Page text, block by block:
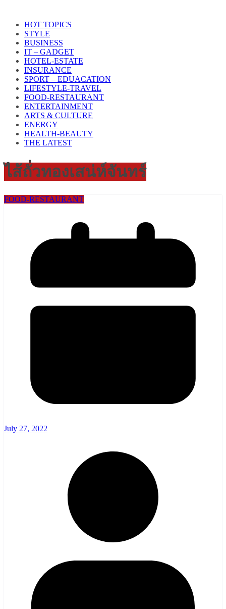
HOT TOPICS
STYLE
BUSINESS
IT – GADGET
HOTEL-ESTATE
INSURANCE
SPORT – EDUACATION
LIFESTYLE​-TRAVEL​
FOOD-RESTAURANT
ENTERTAINMENT
ARTS & CULTURE
ENERGY
HEALTH​-BEAUTY
THE LATEST
ไส้ถั่วทองเสน่ห์จันทร์
FOOD-RESTAURANT
July 27, 2022